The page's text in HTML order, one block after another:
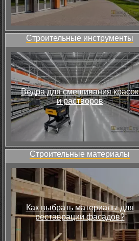
Строительные инструменты
Ведра для смешивания красок
и растворов
Строительные материалы
Как выбрать материалы для
реставрации фасадов?